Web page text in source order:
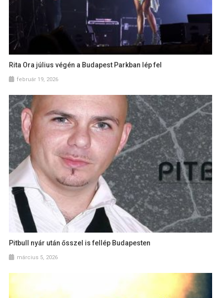
Rita Ora július végén a Budapest Parkban lép fel
február 19, 2026
Pitbull nyár után ősszel is fellép Budapesten
március 5, 2026